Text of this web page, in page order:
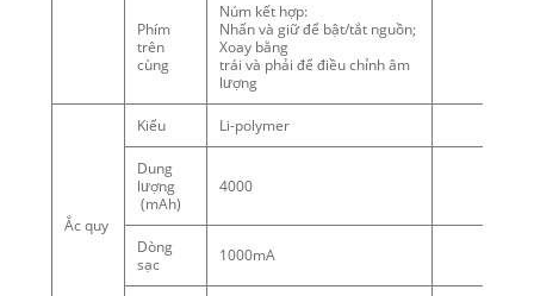
Phím
trên
cùng
Núm kết hợp:
Nhấn và giữ để bật/tắt nguồn;
Xoay bằng
trái và phải để điều chỉnh âm
lượng
Ắc quy
Kiểu Li-polymer
Dung
lượng
(mAh)
4000
Dòng
sạc
1000mA